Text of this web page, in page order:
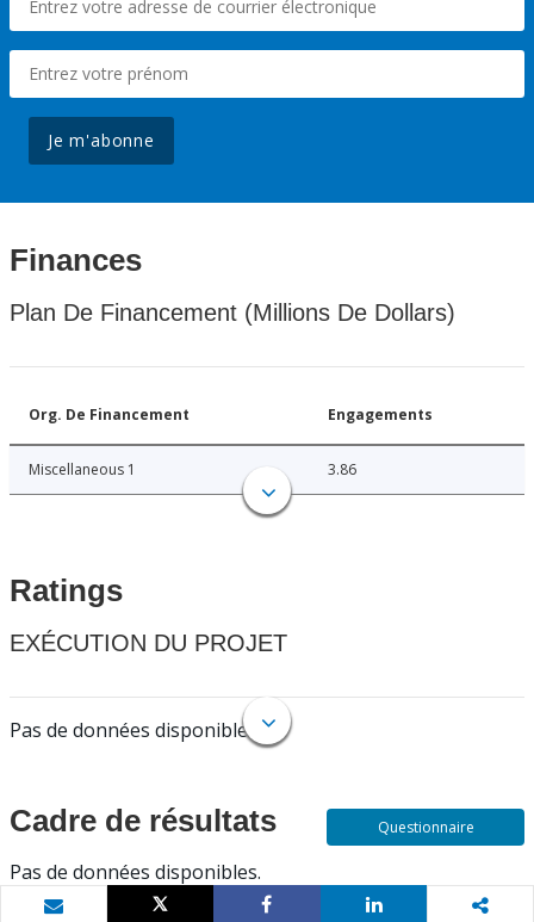
Je m'abonne
Finances
Plan De Financement (Millions De Dollars)
Org. De Financement Engagements
Miscellaneous 1 3.86
Ratings
EXÉCUTION DU PROJET
Pas de données disponibles.
Cadre de résultats
Pas de données disponibles.
Questionnaire